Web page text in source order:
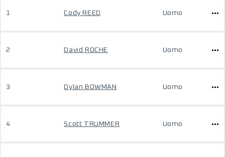
1 Cody REED Uomo
2 David ROCHE Uomo
3 Dylan BOWMAN Uomo
4 Scott TRUMMER Uomo